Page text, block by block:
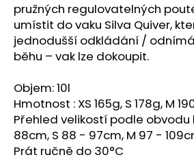
pružných regulovatelných
umístit do vaku Silva Quiver,
jednodušší odkládání /
běhu – vak lze dokoupit.
Objem: 10l
Hmotnost : XS 165g, S 178g, M
Přehled velikostí podle obvodu
88cm, S 88 - 97cm, M 97 -
Prát ručně do 30°C
e
m
e
CRAFT
XPLOR
PRO
-
ORANŽOVÁ
4